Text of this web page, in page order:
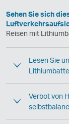
Sehen Sie sich
Reisen mit
Lesen Sie
Verbot von